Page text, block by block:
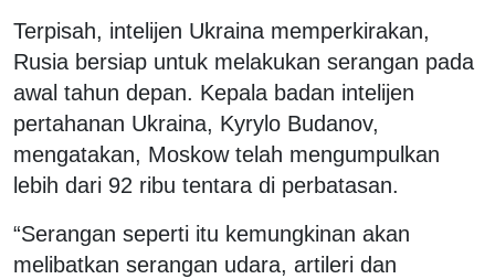
Terpisah, intelijen Ukraina memperkirakan,
Rusia bersiap untuk melakukan serangan pada
awal tahun depan. Kepala badan intelijen
pertahanan Ukraina, Kyrylo Budanov,
mengatakan, Moskow telah mengumpulkan
lebih dari 92 ribu tentara di perbatasan.
“Serangan seperti itu kemungkinan akan
melibatkan serangan udara, artileri dan